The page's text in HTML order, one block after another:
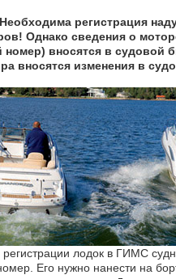
регистрация
Однако сведения о
номер) вносятся в судовой
вносятся изменения в
лодок в ГИМС
Его нужно нанести на